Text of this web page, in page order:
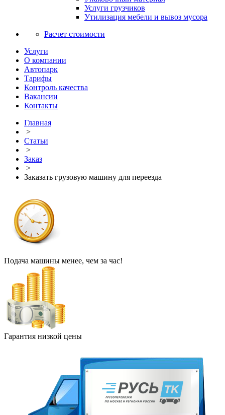
Услуги грузчиков
Утилизация мебели и вывоз мусора
Расчет стоимости
Услуги
О компании
Автопарк
Тарифы
Контроль качества
Вакансии
Контакты
Главная
>
Статьи
>
Заказ
>
Заказать грузовую машину для переезда
Подача машины менее, чем за час!
Гарантия низкой цены